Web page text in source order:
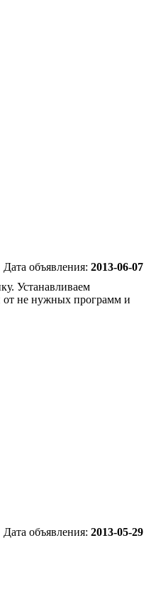
Дата объявления: 2013-06-07
Устанавливаем
от не нужных программ и
Дата объявления: 2013-05-29